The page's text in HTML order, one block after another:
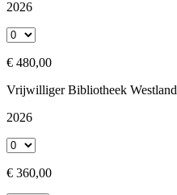
2026
€ 480,00
Vrijwilliger Bibliotheek Westland
2026
€ 360,00